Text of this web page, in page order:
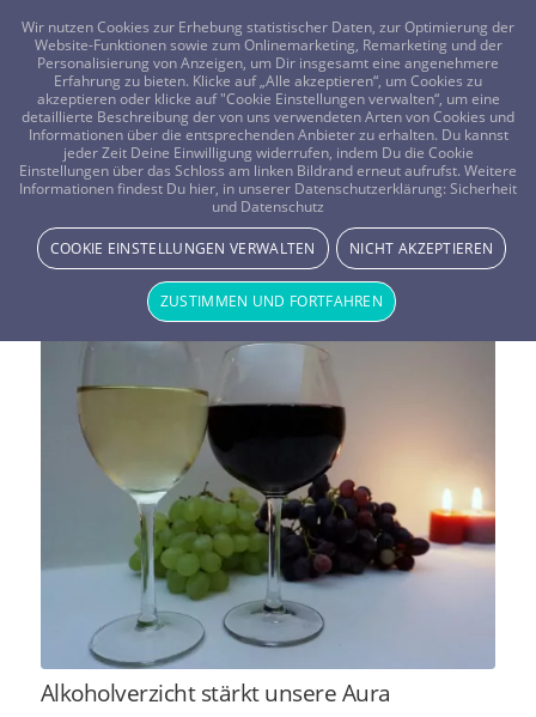
FRAGEN? KOSTENLOS ANRUFEN: 0800-8478266
Schlagwortarchiv für:
Schöpfung
Alkoholverzicht stärkt unsere Aura
Wir nutzen Cookies zur Erhebung statistischer Daten, zur Optimierung der
Website-Funktionen sowie zum Onlinemarketing, Remarketing und der
Personalisierung von Anzeigen, um Dir insgesamt eine angenehmere
Erfahrung zu bieten. Klicke auf „Alle akzeptieren“, um Cookies zu
akzeptieren oder klicke auf "Cookie Einstellungen verwalten“, um eine
detaillierte Beschreibung der von uns verwendeten Arten von Cookies und
Informationen über die entsprechenden Anbieter zu erhalten. Du kannst
jeder Zeit Deine Einwilligung widerrufen, indem Du die Cookie
Einstellungen über das Schloss am linken Bildrand erneut aufrufst. Weitere
Informationen findest Du hier, in unserer Datenschutzerklärung: Sicherheit
und Datenschutz
COOKIE EINSTELLUNGEN VERWALTEN NICHT AKZEPTIEREN
ZUSTIMMEN UND FORTFAHREN